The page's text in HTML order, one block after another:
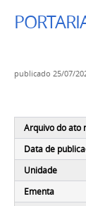
publicado 25/07/
Arquivo do ato
Data de
Unidade
Ementa